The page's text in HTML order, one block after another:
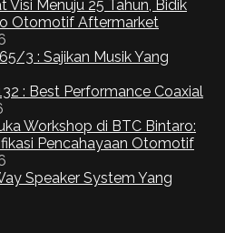
Visi Menuju 25 Tahun, Bidik
Otomotif Aftermarket
3 : Sajikan Musik Yang
: Best Performance Coaxial
Workshop di BTC Bintaro:
Pencahayaan Otomotif
Speaker System Yang